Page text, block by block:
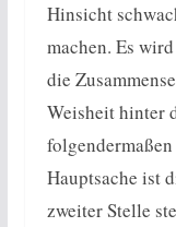
Hinsicht
machen. Es
die
Weisheit hinter
Hauptsache ist
zweiter Stelle